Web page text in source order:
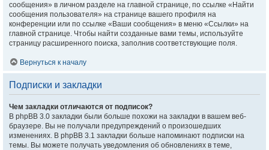
сообщения» в личном разделе на главной странице, по ссылке «Найти
сообщения пользователя» на странице вашего профиля на
конференции или по ссылке «Ваши сообщения» в меню «Ссылки» на
главной странице. Чтобы найти созданные вами темы, используйте
страницу расширенного поиска, заполнив соответствующие поля.
Вернуться к началу
Подписки и закладки
Чем закладки отличаются от подписок?
В phpBB 3.0 закладки были больше похожи на закладки в вашем веб-
браузере. Вы не получали предупреждений о произошедших
изменениях. В phpBB 3.1 закладки больше напоминают подписки на
темы. Вы можете получать уведомления об обновлениях в теме,